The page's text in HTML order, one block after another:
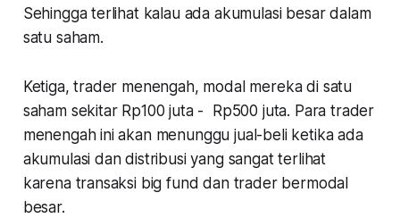
Sehingga terlihat kalau ada akumulasi besar dalam
satu saham.
Ketiga, trader menengah, modal mereka di satu
saham sekitar Rp100 juta - Rp500 juta. Para trader
menengah ini akan menunggu jual-beli ketika ada
akumulasi dan distribusi yang sangat terlihat
karena transaksi big fund dan trader bermodal
besar.